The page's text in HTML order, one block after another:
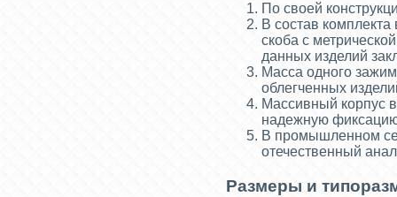
По своей
В состав
скоба с
данных изделий
Масса одного
облегченных
Массивный корпус
надежную фиксацию
В промышленном
отечественный
Размеры и